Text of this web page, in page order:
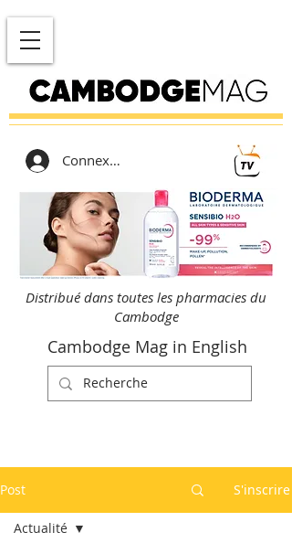
Connexion
Distribué dans toutes les pharmacies du
Cambodge
Cambodge Mag in English
Post S'inscrire
Actualité